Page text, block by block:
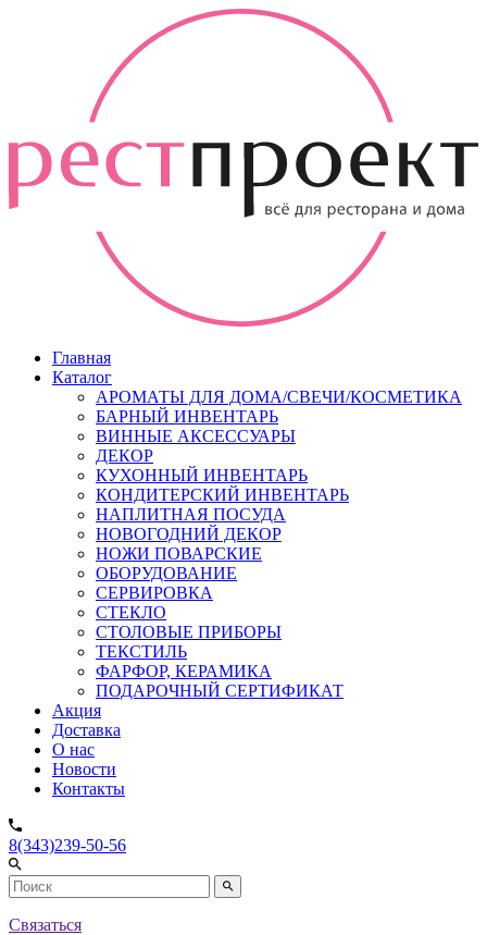
Главная
Каталог
АРОМАТЫ ДЛЯ ДОМА/СВЕЧИ/КОСМЕТИКА
БАРНЫЙ ИНВЕНТАРЬ
ВИННЫЕ АКСЕССУАРЫ
ДЕКОР
КУХОННЫЙ ИНВЕНТАРЬ
КОНДИТЕРСКИЙ ИНВЕНТАРЬ
НАПЛИТНАЯ ПОСУДА
НОВОГОДНИЙ ДЕКОР
НОЖИ ПОВАРСКИЕ
ОБОРУДОВАНИЕ
СЕРВИРОВКА
СТЕКЛО
СТОЛОВЫЕ ПРИБОРЫ
ТЕКСТИЛЬ
ФАРФОР, КЕРАМИКА
ПОДАРОЧНЫЙ СЕРТИФИКАТ
Акция
Доставка
О нас
Новости
Контакты
8(343)239-50-56
Связаться